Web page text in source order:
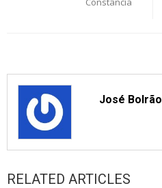
José Bolrão
RELATED ARTICLES